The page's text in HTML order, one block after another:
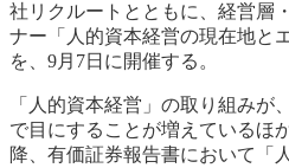
社リクルートとともに、経営層
ナー「人的資本経営の現在地と
を、9月7日に開催する。
「人的資本経営」の取り組みが
で目にすることが増えているほ
降、有価証券報告書において「